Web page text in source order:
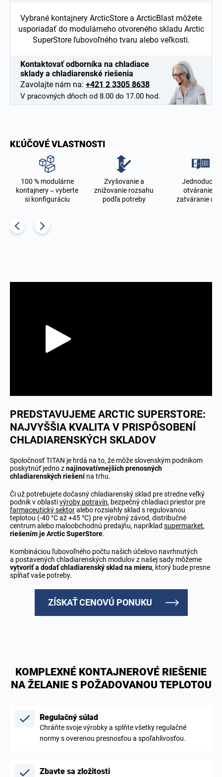
Vybrané kontajnery ArcticStore a ArcticBlast môžete
usporiadať do modulárneho otvoreného skladu Arctic
SuperStore ľubovoľného tvaru alebo veľkosti.
Kontaktovať odborníka na chladiace
sklady a chladiarenské riešenia
Zavolajte nám na: +421 2 3305 8638
V pracovných dňoch od 8.00 do 17.00 hod.
KĽÚČOVÉ VLASTNOSTI
100 % modulárne
kontajnery – vyberte
si konfiguráciu
Zvyšovanie a
znižovanie rozsahu
podľa potreby
Jednoduché
otváranie a
zatváranie
PREDSTAVUJEME ARCTIC SUPERSTORE:
NAJVYŠŠIA KVALITA V PRISPÔSOBENÍ
CHLADIARENSKÝCH SKLADOV
Spoločnosť TITAN je hrdá na to, že môže slovenským podnikom
poskytnúť jedno znajinovatívnejších prenosných
chladiarenských riešenína trhu.
Či už potrebujete dočasný chladiarenský sklad pre stredne veľký
podnik v oblastivýroby potravín, bezpečný chladiaci priestor pre
farmaceutický sektoralebo rozsiahly sklad s regulovanou
teplotou (-40 °C až +45 °C) pre výrobný závod, distribučné
centrum alebo maloobchodnú predajňu, napríklad supermarket,
riešením je Arctic SuperStore.
Kombináciou ľubovoľného počtu našich účelovo navrhnutých
a postavených chladiarenských modulov z našej sady môžeme
vytvoriť a dodať chladiarenský sklad na mieru, ktorý bude presne
spĺňať vaše potreby.
ZÍSKAŤ CENOVÚ PONUKU
KOMPLEXNÉ KONTAJNEROVÉ RIEŠENIE
NA ŽELANIE S POŽADOVANOU TEPLOTOU
Regulačný súlad
Chráňte svoje výrobky a splňte všetky regulačné
normy s overenou presnosťou a spoľahlivosťou.
Zbavte sa zložitosti